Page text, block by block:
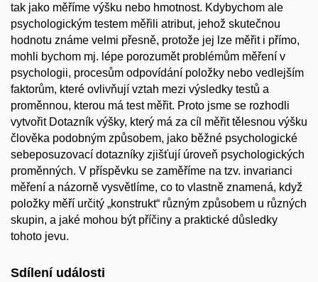
tak jako měříme výšku nebo hmotnost. Kdybychom ale
psychologickým testem měřili atribut, jehož skutečnou
hodnotu známe velmi přesně, protože jej lze měřit i přímo,
mohli bychom mj. lépe porozumět problémům měření v
psychologii, procesům odpovídání položky nebo vedlejším
faktorům, které ovlivňují vztah mezi výsledky testů a
proměnnou, kterou má test měřit. Proto jsme se rozhodli
vytvořit Dotazník výšky, který má za cíl měřit tělesnou výšku
člověka podobným způsobem, jako běžné psychologické
sebeposuzovací dotazníky zjišťují úroveň psychologických
proměnných. V příspěvku se zaměříme na tzv. invarianci
měření a názorně vysvětlíme, co to vlastně znamená, když
položky měří určitý „konstrukt“ různým způsobem u různých
skupin, a jaké mohou být příčiny a praktické důsledky
tohoto jevu.
Sdílení události